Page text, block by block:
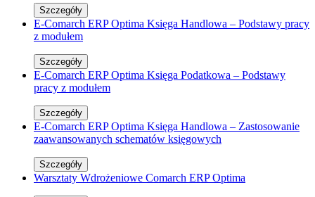
Szczegóły
E-Comarch ERP Optima Księga Handlowa – Podstawy pracy
z modułem
Szczegóły
E-Comarch ERP Optima Księga Podatkowa – Podstawy
pracy z modułem
Szczegóły
E-Comarch ERP Optima Księga Handlowa – Zastosowanie
zaawansowanych schematów księgowych
Szczegóły
Warsztaty Wdrożeniowe Comarch ERP Optima